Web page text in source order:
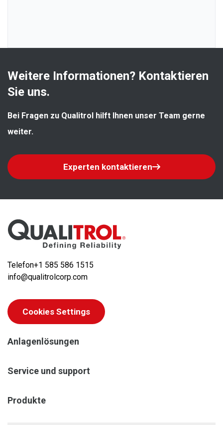
Weitere Informationen? Kontaktieren
Sie uns.
Bei Fragen zu Qualitrol hilft Ihnen unser Team gerne
weiter.
Experten kontaktieren
Telefon+1 585 586 1515
info@qualitrolcorp.com
Cookies Settings
Anlagenlösungen
Service und support
Produkte